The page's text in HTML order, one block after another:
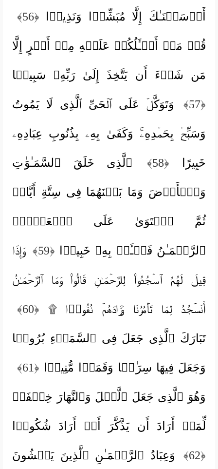
أَرۡسَلۡنَـٰكَ إِلَّا مُبَشِّرࣰا وَنَذِیرࣰا ﴿56﴾
قُلۡ مَاۤ أَسۡـَٔلُكُمۡ عَلَیۡهِ مِنۡ أَجۡرٍ إِلَّا
مَن شَاۤءَ أَن یَتَّخِذَ إِلَىٰ رَبِّهِۦ سَبِیلࣰا
﴿57﴾ وَتَوَكَّلۡ عَلَى ٱلۡحَیِّ ٱلَّذِی لَا یَمُوتُ
وَسَبِّحۡ بِحَمۡدِهِۦۚ وَكَفَىٰ بِهِۦ بِذُنُوبِ عِبَادِهِۦ
خَبِیرًا ﴿58﴾ ٱلَّذِی خَلَقَ ٱلسَّمَـٰوَ ٰ⁠تِ
وَٱلۡأَرۡضَ وَمَا بَیۡنَهُمَا فِی سِتَّةِ أَیَّامࣲ
ثُمَّ ٱسۡتَوَىٰ عَلَى ٱلۡعَرۡشِۖ
ٱلرَّحۡمَـٰنُ فَسۡـَٔلۡ بِهِۦ خَبِیرࣰا ﴿59﴾ وَإِذَا
قِیلَ لَهُمُ ٱسۡجُدُوا۟ لِلرَّحۡمَـٰنِ قَالُوا۟ وَمَا ٱلرَّحۡمَـٰنُ
أَنَسۡجُدُ لِمَا تَأۡمُرُنَا وَزَادَهُمۡ نُفُورࣰا ۩ ﴿60﴾
تَبَارَكَ ٱلَّذِی جَعَلَ فِی ٱلسَّمَاۤءِ بُرُوجࣰا
وَجَعَلَ فِیهَا سِرَ ٰ⁠جࣰا وَقَمَرࣰا مُّنِیرࣰا ﴿61﴾
وَهُوَ ٱلَّذِی جَعَلَ ٱلَّیۡلَ وَٱلنَّهَارَ خِلۡفَةࣰ
لِّمَنۡ أَرَادَ أَن یَذَّكَّرَ أَوۡ أَرَادَ شُكُورࣰا
﴿62﴾ وَعِبَادُ ٱلرَّحۡمَـٰنِ ٱلَّذِینَ یَمۡشُونَ